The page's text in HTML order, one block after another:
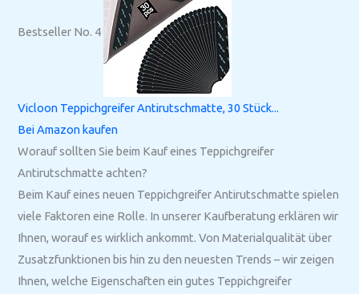
Bestseller No. 4
Vicloon Teppichgreifer Antirutschmatte, 30 Stück...
Bei Amazon kaufen
Worauf sollten Sie beim Kauf eines Teppichgreifer
Antirutschmatte achten?
Beim Kauf eines neuen Teppichgreifer Antirutschmatte spielen
viele Faktoren eine Rolle. In unserer Kaufberatung erklären wir
Ihnen, worauf es wirklich ankommt. Von Materialqualität über
Zusatzfunktionen bis hin zu den neuesten Trends – wir zeigen
Ihnen, welche Eigenschaften ein gutes Teppichgreifer